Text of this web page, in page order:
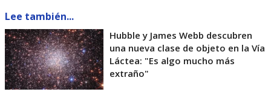
Lee también...
Hubble y James Webb descubren
una nueva clase de objeto en la Vía
Láctea: "Es algo mucho más
extraño"